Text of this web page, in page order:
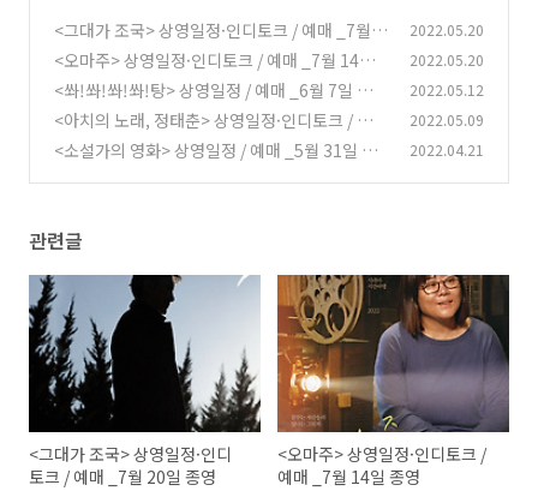
<그대가 조국> 상영일정·인디토크 / 예매 _7월 2
0일 종영
(1)
2022.05.20
<오마주> 상영일정·인디토크 / 예매 _7월 14일
종영
(0)
2022.05.20
<쏴!쏴!쏴!쏴!탕> 상영일정 / 예매 _6월 7일 종영
(0)
2022.05.12
<아치의 노래, 정태춘> 상영일정·인디토크 / 예
매 _9월 3일 종영
(0)
2022.05.09
<소설가의 영화> 상영일정 / 예매 _5월 31일 종
2022.04.21
관련글
<그대가 조국> 상영일정·인디
토크 / 예매 _7월 20일 종영
<오마주> 상영일정·인디토크 /
예매 _7월 14일 종영